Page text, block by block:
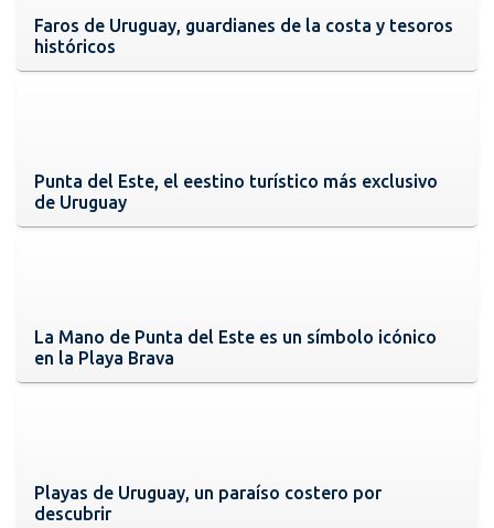
Faros de Uruguay, guardianes de la costa y tesoros
históricos
Punta del Este, el eestino turístico más exclusivo
de Uruguay
La Mano de Punta del Este es un símbolo icónico
en la Playa Brava
Playas de Uruguay, un paraíso costero por
descubrir